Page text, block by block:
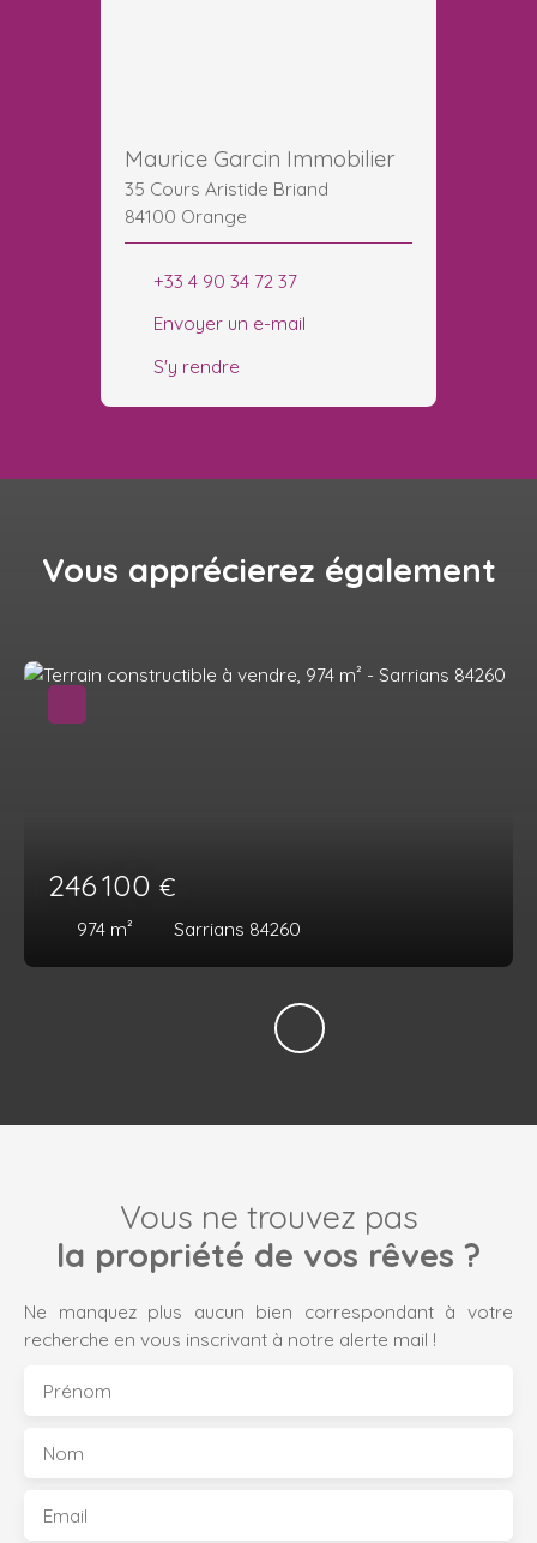
Maurice Garcin Immobilier
35 Cours Aristide Briand
84100 Orange
+33 4 90 34 72 37
Envoyer un e-mail
S'y rendre
Vous apprécierez également
246 100 €
974 m² Sarrians 84260
Vous ne trouvez pas
la propriété de vos rêves ?
Ne manquez plus aucun bien correspondant à votre
recherche en vous inscrivant à notre alerte mail !
Prénom
Nom
Email